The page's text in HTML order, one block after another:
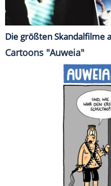
Die größten Skandalfilme
Cartoons "Auweia"